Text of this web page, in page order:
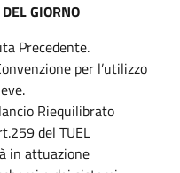
GIORNO
Precedente.
per l’utilizzo
Riequilibrato
del TUEL
in attuazione